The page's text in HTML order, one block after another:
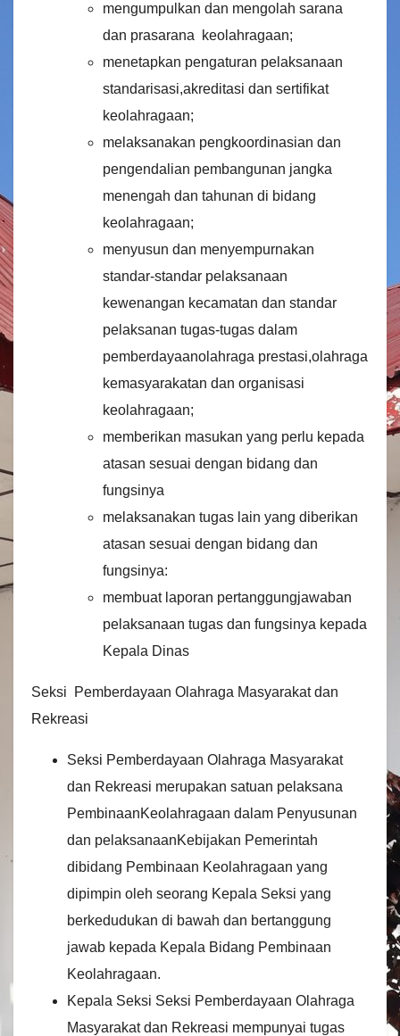
mengumpulkan dan mengolah sarana
dan prasarana keolahragaan;
menetapkan pengaturan pelaksanaan
standarisasi,akreditasi dan sertifikat
keolahragaan;
melaksanakan pengkoordinasian dan
pengendalian pembangunan jangka
menengah dan tahunan di bidang
keolahragaan;
menyusun dan menyempurnakan
standar-standar pelaksanaan
kewenangan kecamatan dan standar
pelaksanan tugas-tugas dalam
pemberdayaanolahraga prestasi,olahraga
kemasyarakatan dan organisasi
keolahragaan;
memberikan masukan yang perlu kepada
atasan sesuai dengan bidang dan
fungsinya
melaksanakan tugas lain yang diberikan
atasan sesuai dengan bidang dan
fungsinya:
membuat laporan pertanggungjawaban
pelaksanaan tugas dan fungsinya kepada
Kepala Dinas
Seksi Pemberdayaan Olahraga Masyarakat dan
Rekreasi
Seksi Pemberdayaan Olahraga Masyarakat
dan Rekreasi merupakan satuan pelaksana
PembinaanKeolahragaan dalam Penyusunan
dan pelaksanaanKebijakan Pemerintah
dibidang Pembinaan Keolahragaan yang
dipimpin oleh seorang Kepala Seksi yang
berkedudukan di bawah dan bertanggung
jawab kepada Kepala Bidang Pembinaan
Keolahragaan.
Kepala Seksi Seksi Pemberdayaan Olahraga
Masyarakat dan Rekreasi mempunyai tugas